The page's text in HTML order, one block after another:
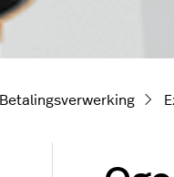
Betalingsverwerking